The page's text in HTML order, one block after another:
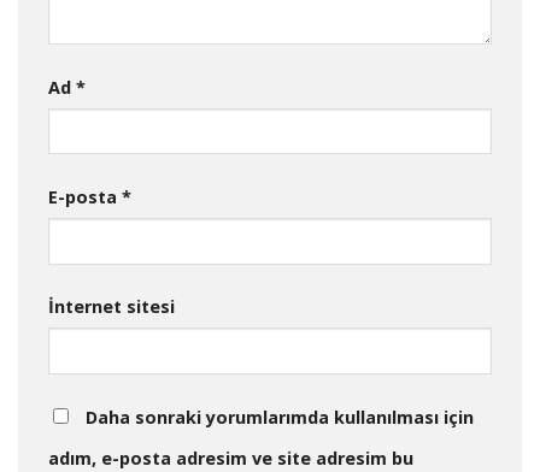
Ad *
E-posta *
İnternet sitesi
Daha sonraki yorumlarımda kullanılması için
adım, e-posta adresim ve site adresim bu